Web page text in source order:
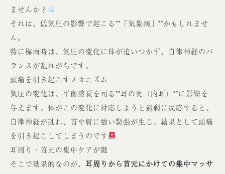
ませんか？
それは、低気圧の影響で起こる**「気象病」**かもしれませ
ん。
特に梅雨時は、気圧の変化に体が追いつかず、自律神経のバ
ランスが乱れがちです。
頭痛を引き起こすメカニズム
気圧の変化は、平衡感覚を司る**耳の奥（内耳）**に影響を
与えます。体がこの変化に対応しようと過剰に反応すると、
自律神経が乱れ、首や肩に強い緊張が生じ、結果として頭痛
を引き起こしてしまうのです
耳周り・首元の集中ケアが鍵
そこで効果的なのが、 耳周りから首元にかけての集中マッサ